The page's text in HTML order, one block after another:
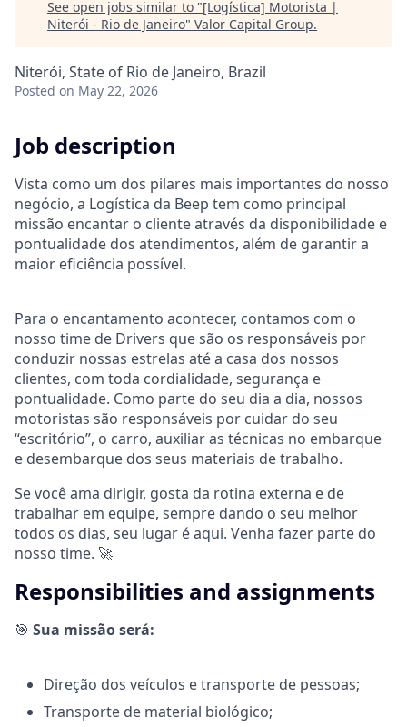
See open jobs similar to "[Logística] Motorista |
Niterói - Rio de Janeiro" Valor Capital Group.
Niterói, State of Rio de Janeiro, Brazil
Posted on May 22, 2026
Job description
Vista como um dos pilares mais importantes do nosso
negócio, a Logística da Beep tem como principal
missão encantar o cliente através da disponibilidade e
pontualidade dos atendimentos, além de garantir a
maior eficiência possível.
Para o encantamento acontecer, contamos com o
nosso time de Drivers que são os responsáveis por
conduzir nossas estrelas até a casa dos nossos
clientes, com toda cordialidade, segurança e
pontualidade. Como parte do seu dia a dia, nossos
motoristas são responsáveis por cuidar do seu
“escritório”, o carro, auxiliar as técnicas no embarque
e desembarque dos seus materiais de trabalho.
Se você ama dirigir, gosta da rotina externa e de
trabalhar em equipe, sempre dando o seu melhor
todos os dias, seu lugar é aqui. Venha fazer parte do
nosso time. 🚀
Responsibilities and assignments
🎯 Sua missão será:
Direção dos veículos e transporte de pessoas;
Transporte de material biológico;